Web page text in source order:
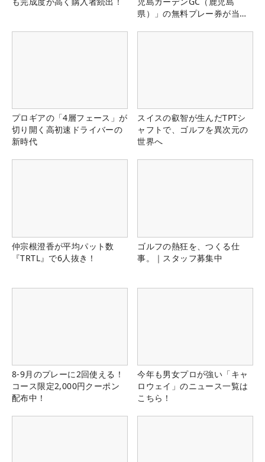
県）」の無料プレー券が当た
プロギアの「4層フェース」が
切り開く高初速ドライバーの
新時代
スイスの叡智が生んだTPTシ
ャフトで、ゴルフを異次元の
世界へ
仲宗根澄香が平均パット数
『TRTL』で6人抜き！
ゴルフの熱狂を、つくる仕
事。｜スタッフ募集中
8-9月のプレーに2回使える！
コース限定2,000円クーポン
配布中！
今年も男女プロが強い「キャ
ロウェイ」のニュース一覧は
こちら！